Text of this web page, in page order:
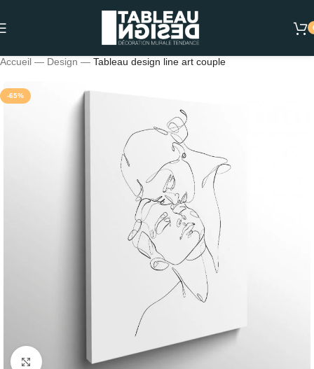
Accueil — Design — Tableau design line art couple
-65%
Agrandir